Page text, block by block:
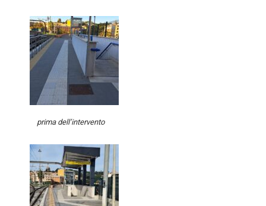
prima dell’intervento